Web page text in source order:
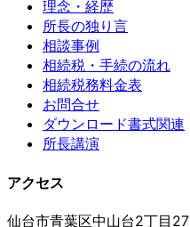
理念・経歴
所長の独り言
相談事例
相続税・手続の流れ
相続税務料金表
お問合せ
ダウンロード書式関連
所長講演
アクセス
仙台市青葉区中山台2丁目27